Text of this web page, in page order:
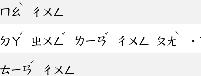
ㄇㄠ
ˋ
ㄔㄨㄥ
ㄉㄚ
ˇ
ㄓㄨㄥ
ˇ
ㄌㄧㄢ
ˇ
ㄔㄨㄥ ㄆㄤ
ˋ
˙
ㄊㄧㄢ
ˊ
ㄔㄨㄥ